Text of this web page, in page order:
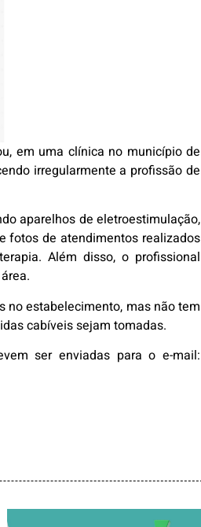
em uma clínica no município de
irregularmente a profissão de
aparelhos de eletroestimulação,
fotos de atendimentos realizados
Além disso, o profissional
no estabelecimento, mas não tem
cabíveis sejam tomadas.
ser enviadas para o e-mail: